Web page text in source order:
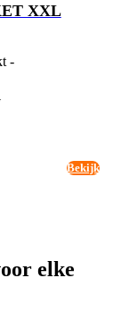
XXL
-
Bekijk
elke